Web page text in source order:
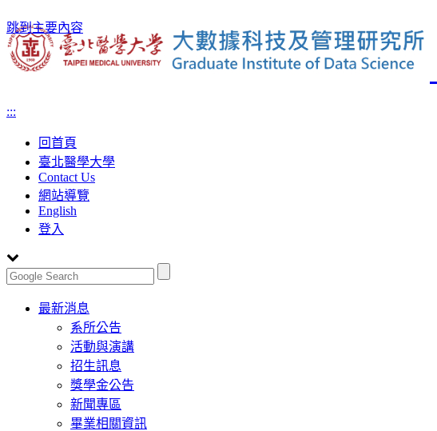
跳到主要內容
:::
回首頁
臺北醫學大學
Contact Us
網站導覽
English
登入
Toggle
navigation
最新消息
系所公告
活動與演講
招生訊息
獎學金公告
新聞專區
畢業相關資訊